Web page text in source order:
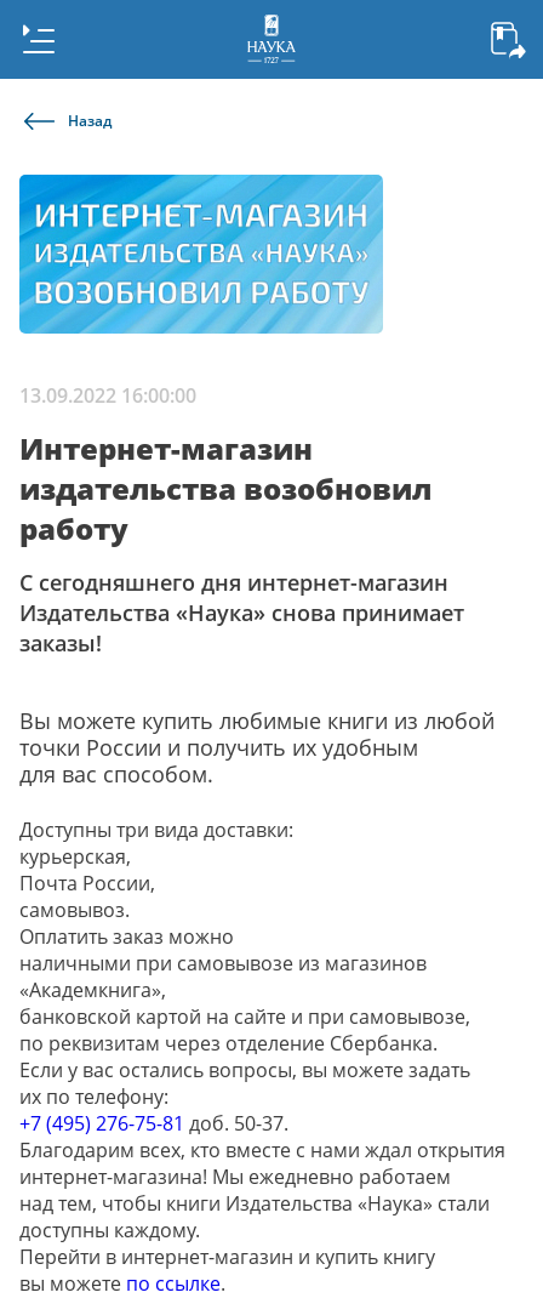
Назад
13.09.2022 16:00:00
Интернет-магазин
издательства возобновил
работу
С сегодняшнего дня интернет-магазин
Издательства «Наука» снова принимает
заказы!
Вы можете купить любимые книги из любой
точки России и получить их удобным
для вас способом.
Доступны три вида доставки:
курьерская,
Почта России,
самовывоз.
Оплатить заказ можно
наличными при самовывозе из магазинов
«Академкнига»,
банковской картой на сайте и при самовывозе,
по реквизитам через отделение Сбербанка.
Если у вас остались вопросы, вы можете задать
их по телефону:
+7 (495) 276-75-81 доб. 50-37.
Благодарим всех, кто вместе с нами ждал открытия
интернет-магазина! Мы ежедневно работаем
над тем, чтобы книги Издательства «Наука» стали
доступны каждому.
Перейти в интернет-магазин и купить книгу
вы можете по ссылке.